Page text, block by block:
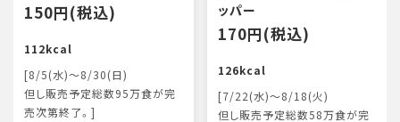
150円(税込)
112kcal
[8/5(水)～8/30(日)
但し販売予定総数95万食が完
売次第終了。]
ッパー
170円(税込)
126kcal
[7/22(水)～8/18(火)
但し販売予定総数58万食が完